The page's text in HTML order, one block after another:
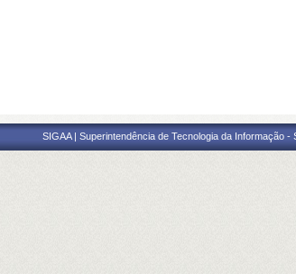
SIGAA | Superintendência de Tecnologia da Informação